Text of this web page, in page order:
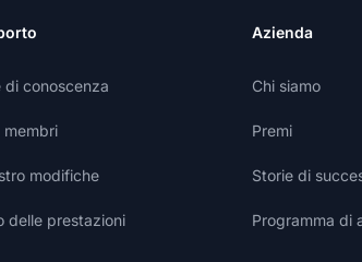
di conoscenza
membri
modifiche
delle prestazioni
Azienda
Chi siamo
Premi
Storie di
Programma di